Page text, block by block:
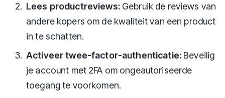
Lees productreviews:Gebruik de reviews van
andere kopers om de kwaliteit van een product
in te schatten.
Activeer twee-factor-authenticatie: Beveilig
je account met 2FA om ongeautoriseerde
toegang te voorkomen.